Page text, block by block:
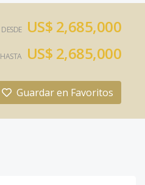
DESDE US$ 2,685,000
HASTA US$ 2,685,000
Guardar en Favoritos